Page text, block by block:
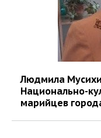
Людмила
Национально-
марийцев